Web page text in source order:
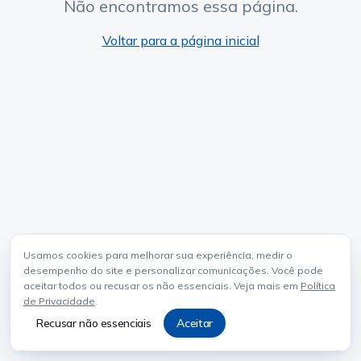
Usamos cookies para melhorar sua experiência, medir o
desempenho do site e personalizar comunicações. Você pode
aceitar todos ou recusar os não essenciais. Veja mais em Política
de Privacidade.
Recusar não essenciais Aceitar
Não encontramos essa página.
Voltar para a página inicial